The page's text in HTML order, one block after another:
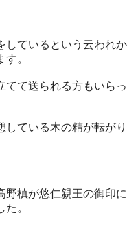
しているという云われか
。
てて送られる方もいらっ
している木の精が転がり
野槙が悠仁親王の御印に
。